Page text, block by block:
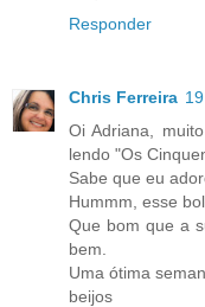
Responder
Chris Ferreira
Oi Adriana,
lendo "Os
Sabe que eu
Hummm, esse
Que bom que a
bem.
Uma ótima
beijos